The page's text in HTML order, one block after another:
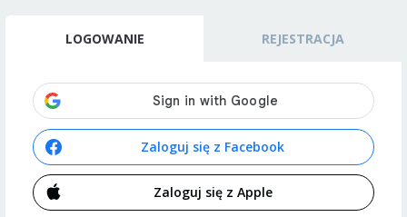
LOGOWANIE REJESTRACJA
Zaloguj się z Facebook
Zaloguj się z Apple